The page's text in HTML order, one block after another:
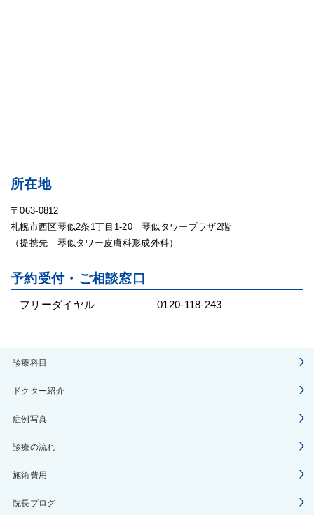
所在地
〒063-0812
札幌市西区琴似2条1丁目1-20 琴似タワープラザ2階
（提携先 琴似タワー皮膚科形成外科）
予約受付・ご相談窓口
フリーダイヤル 0120-118-243
診療科目
ドクター紹介
症例写真
診療の流れ
施術費用
院長ブログ